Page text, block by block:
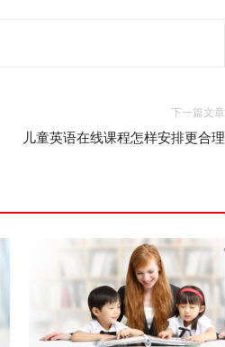
下一篇文章
儿童英语在线课程怎样安排更合理